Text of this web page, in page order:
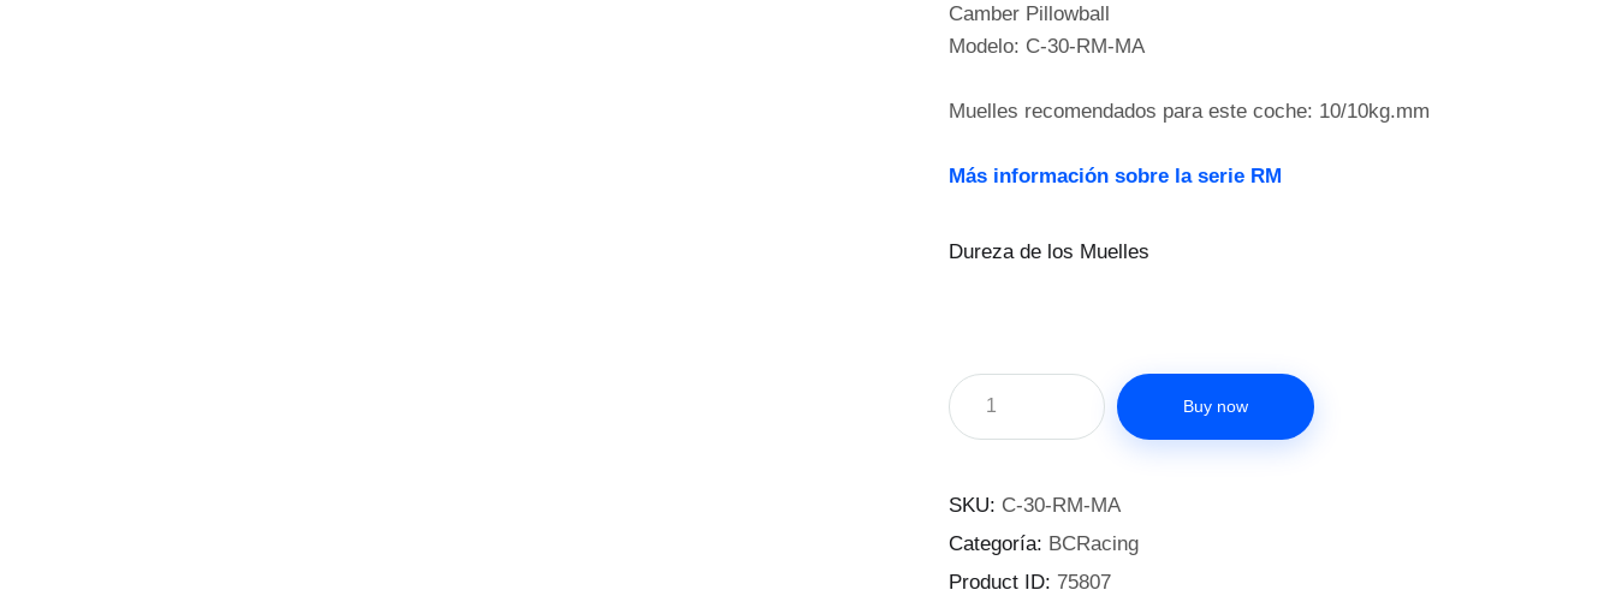
Camber Pillowball
Modelo: C-30-RM-MA
Muelles recomendados para este coche: 10/10kg.mm
Más información sobre la serie RM
Dureza de los Muelles
Buy now
SKU: C-30-RM-MA
Categoría: BCRacing
Product ID: 75807